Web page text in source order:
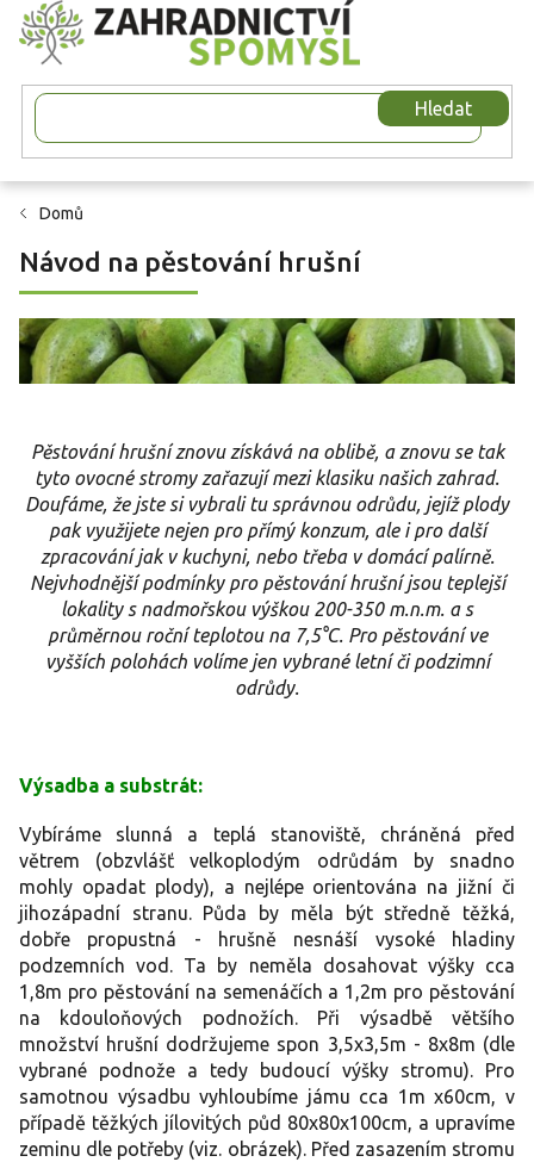
Přejít
na
obsah
Hledat
Domů
Návod na pěstování hrušní
Pěstování hrušní znovu získává na oblibě, a znovu se tak
tyto ovocné stromy zařazují mezi klasiku našich zahrad.
Doufáme, že jste si vybrali tu správnou odrůdu, jejíž plody
pak využijete nejen pro přímý konzum, ale i pro další
zpracování jak v kuchyni, nebo třeba v domácí palírně.
Nejvhodnější podmínky pro pěstování hrušní jsou teplejší
lokality s nadmořskou výškou 200-350 m.n.m. a s
průměrnou roční teplotou na 7,5°C. Pro pěstování ve
vyšších polohách volíme jen vybrané letní či podzimní
odrůdy.
Výsadba a substrát:
Vybíráme slunná a teplá stanoviště, chráněná před
větrem (obzvlášť velkoplodým odrůdám by snadno
mohly opadat plody), a nejlépe orientována na jižní či
jihozápadní stranu. Půda by měla být středně těžká,
dobře propustná - hrušně nesnáší vysoké hladiny
podzemních vod. Ta by neměla dosahovat výšky cca
1,8m pro pěstování na semenáčích a 1,2m pro pěstování
na kdouloňových podnožích. Při výsadbě většího
množství hrušní dodržujeme spon 3,5x3,5m - 8x8m (dle
vybrané podnože a tedy budoucí výšky stromu). Pro
samotnou výsadbu vyhloubíme jámu cca 1m x60cm, v
případě těžkých jílovitých půd 80x80x100cm, a upravíme
zeminu dle potřeby (viz. obrázek). Před zasazením stromu